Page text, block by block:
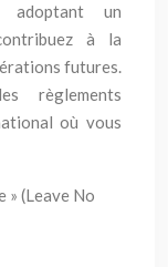
adoptant un
à la
futures.
règlements
où vous
» (Leave No